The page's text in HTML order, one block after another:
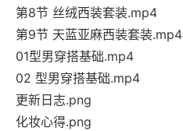
第8节 丝绒西装套装.mp4
第9节 天蓝亚麻西装套装.mp4
01型男穿搭基础.mp4
02 型男穿搭基础.mp4
更新日志.png
化妆心得.png